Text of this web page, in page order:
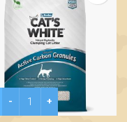
комкующийся
Количество CW Activated